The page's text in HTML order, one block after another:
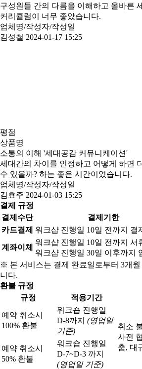
구성원들 간의 다름을 이해하고 올바른
커리큘럼이 너무 좋았습니다.
업체명/작성자/작성일
김성철 2024-01-17 15:25
평점
상품명
소통의 이해 '세대공감 커뮤니케이션'
세대간의 차이를 인정하고 어떻게 하면
수 있을까? 하는 좋은 시간이었습니다.
업체명/작성자/작성일
김효주 2024-01-03 15:25
결제 규정
결제수단
결제기한
카드결제 워크샵 진행일 10일 전까지 결
계좌이체
워크샵 진행일 10일 전까지 서
워크샵 진행일 30일 이후까지
※ 본 서비스는 결제 완료일로부터 3개
니다.
환불 규정
규정
적용기간
예약 취소시
100% 환불
워크숍 진행일
D-8까지 (영업일
기준)
취소
사전
춤, 대
예약 취소시
50% 환불
워크숍 진행일
D-7~D-3 까지
(영업일 기준)